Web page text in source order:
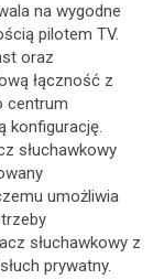
na wygodne
pilotem TV.
oraz
łączność z
centrum
konfigurację.
słuchawkowy
umożliwia
słuchawkowy z
prywatny.